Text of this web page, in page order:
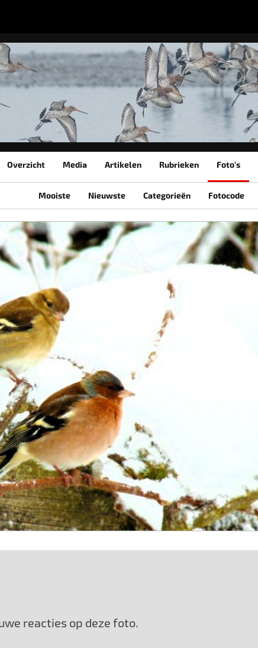
Overzicht Media Artikelen Rubrieken Foto's
Mooiste Nieuwste Categorieën Fotocode
reacties op deze foto.